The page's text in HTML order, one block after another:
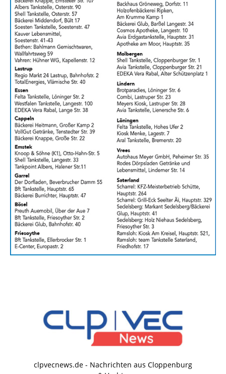
clpvecnews.de - Nachrichten aus Cloppenburg